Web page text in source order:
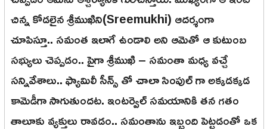
చిన్న కోడలైన శ్రీముఖిని(Sreemukhi) ఆదర్శంగా
చూపిస్తూ.. సమంత ఇలాగే ఉండాలి అని ఆమెతో ఆ కుటుంబ
సభ్యులు చెప్పడం.. పైగా శ్రీముఖి – సమంతా మధ్య వచ్చే
సన్నివేశాలు.. ఫ్యామిలీ సీన్స్ తో చాలా సింపుల్ గా అక్కడక్కడ
కామెడీగా సాగుతుందట. ఇంటర్వెల్ సమయానికి తన గతం
తాలూకు వ్యక్తులు రావడం.. సమంతాను ఇబ్బంది పెట్టడంతో ఒక